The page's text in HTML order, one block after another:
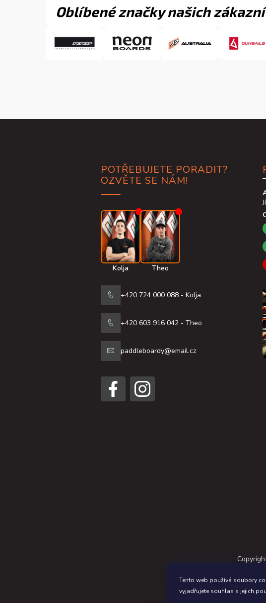
Tento web používá soubory
vyjadřujete souhlas s jejich
Oblíbené značky našich
POTŘEBUJETE PORADIT?
OZVĚTE SE NÁM!
Kolja Theo
+420 724 000 088 - Kolja
+420 603 916 042 - Theo
paddleboardy@email.cz